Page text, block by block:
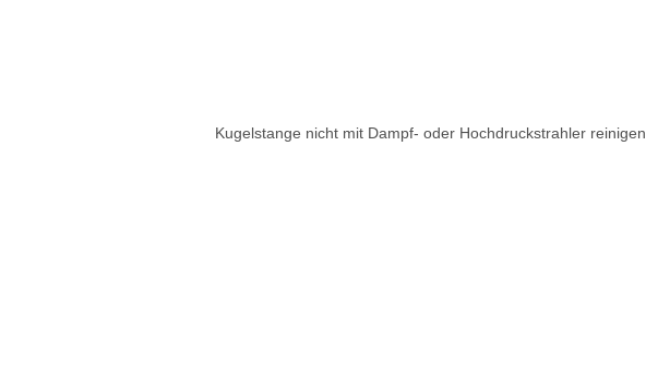
Kugelstange nicht mit Dampf- oder Hochdruckstrahler reinigen.